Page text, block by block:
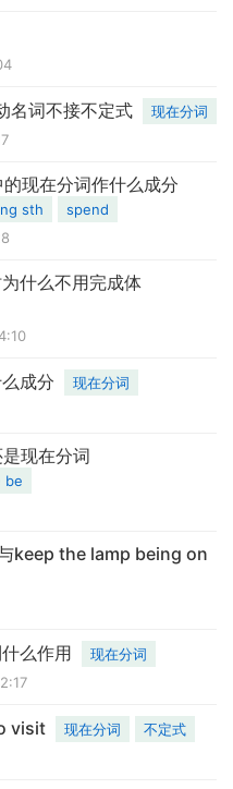
名词不接不定式
现在分词
现在分词作什么成分
sth
spend
什么不用完成体
成分
现在分词
现在分词
be
keep the lamp being on
么作用
现在分词
visit 现在分词
不定式